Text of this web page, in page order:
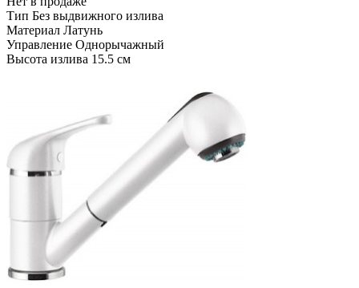
Тип Без выдвижного излива
Материал Латунь
Управление Однорычажный
Высота излива 15.5 см